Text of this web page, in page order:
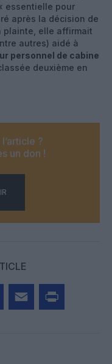
essentielle pour
après la décision de
plainte, elle affirmait
autres) aidé à
personnel de cabine
deuxième en
?
un don !